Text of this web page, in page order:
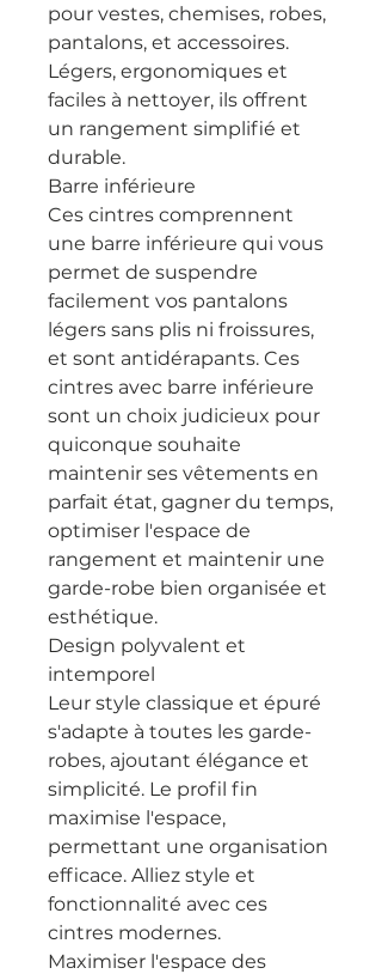
pour vestes, chemises, robes,
pantalons, et accessoires.
Légers, ergonomiques et
faciles à nettoyer, ils offrent
un rangement simplifié et
durable.
Barre inférieure
Ces cintres comprennent
une barre inférieure qui vous
permet de suspendre
facilement vos pantalons
légers sans plis ni froissures,
et sont antidérapants. Ces
cintres avec barre inférieure
sont un choix judicieux pour
quiconque souhaite
maintenir ses vêtements en
parfait état, gagner du temps,
optimiser l'espace de
rangement et maintenir une
garde-robe bien organisée et
esthétique.
Design polyvalent et
intemporel
Leur style classique et épuré
s'adapte à toutes les garde-
robes, ajoutant élégance et
simplicité. Le profil fin
maximise l'espace,
permettant une organisation
efficace. Alliez style et
fonctionnalité avec ces
cintres modernes.
Maximiser l'espace des